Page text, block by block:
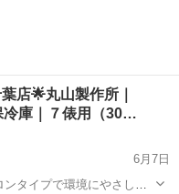
店🌟丸山製作所｜
冷庫｜７俵用（30…
6月7日
タイプで環境にやさしく